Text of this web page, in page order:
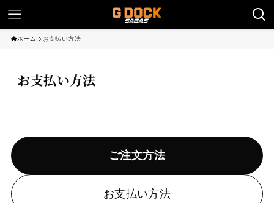
ホーム お支払い方法
お支払い方法
ご注文方法
お支払い方法